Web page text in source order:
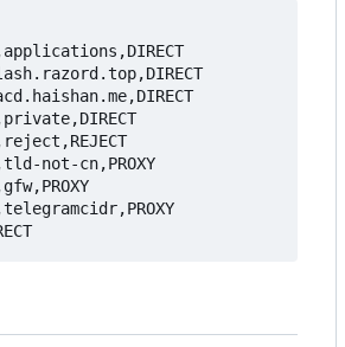
not-cn,PROXY